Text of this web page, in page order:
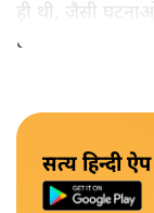
ही थी, जैसी
हैं।भारत के
सत्य हिन्दी